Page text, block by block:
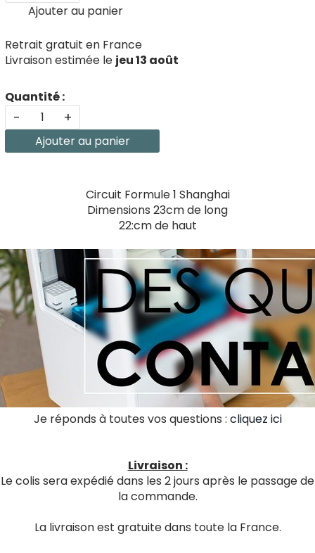
Ajouter au panier
Retrait gratuit en France
Livraison estimée le jeu 13 août
Quantité :
- +
Ajouter au panier
Circuit Formule 1 Shanghai
Dimensions 23cm de long
22:cm de haut
Je réponds à toutes vos questions : cliquez ici
Livraison :
Le colis sera expédié dans les 2 jours après le passage de
la commande.
La livraison est gratuite dans toute la France.